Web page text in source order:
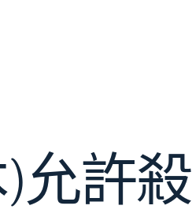
允許殺